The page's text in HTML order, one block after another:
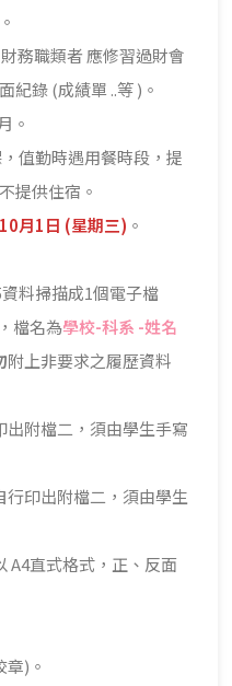
務職類者 應修習過財會
紀錄 (成績單 ..等 )。
。
值勤時遇用餐時段，提
提供住宿。
月1日 (星期三) 。
料掃描成1個電子檔
檔名為學校-科系 -姓名
附上非要求之履歷資料
附檔二，須由學生手寫
印出附檔二，須由學生
A4直式格式，正、反面
)。